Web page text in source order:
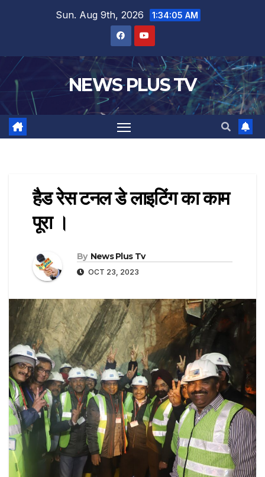
Sun. Aug 9th, 2026 1:34:06 AM
NEWS PLUS TV
हैड रेस टनल डे लाइटिंग का काम
पूरा ।
By News Plus Tv
OCT 23, 2023